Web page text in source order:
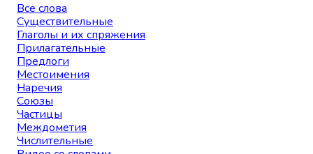
Все слова
Существительные
Глаголы и их спряжения
Прилагательные
Предлоги
Местоимения
Наречия
Союзы
Частицы
Междометия
Числительные